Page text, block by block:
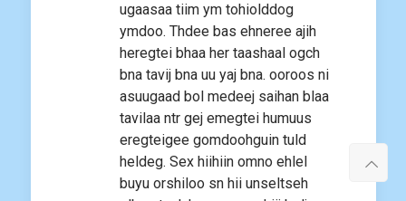
ugaasaa tiim ym tohiolddog
ymdoo. Thdee bas ehneree ajih
heregtei bhaa her taashaal ogch
bna tavij bna uu yaj bna. ooroos ni
asuugaad bol medeej saihan blaa
tavilaa ntr gej emegtei humuus
eregteigee gomdoohguin tuld
heldeg. Sex hiihiin omno ehlel
buyu orshiloo sn hii unseltseh